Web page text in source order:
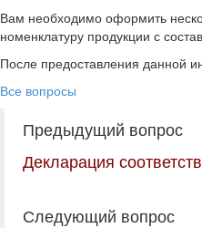
Вам необходимо оформить
номенклатуру продукции с
После предоставления данной
Все вопросы
Предыдущий вопрос
Декларация
Следующий вопрос